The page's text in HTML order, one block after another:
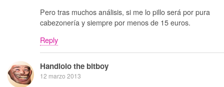
Pero tras muchos análisis, si me lo pillo será por pura
cabezonería y siempre por menos de 15 euros.
Reply
Handlolo the bitboy
12 marzo 2013